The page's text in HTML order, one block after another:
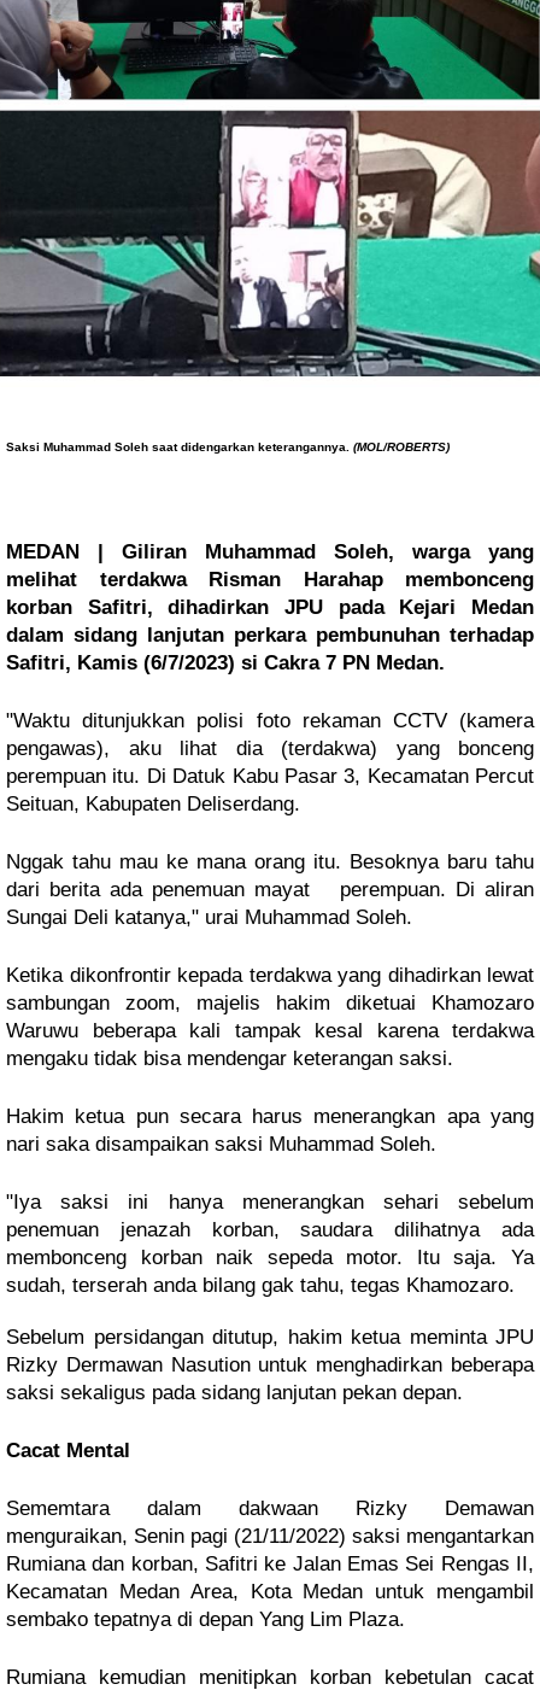
Saksi Muhammad Soleh saat didengarkan keterangannya. (MOL/ROBERTS)
MEDAN | Giliran Muhammad Soleh, warga yang
melihat terdakwa Risman Harahap membonceng
korban Safitri, dihadirkan JPU pada Kejari Medan
dalam sidang lanjutan perkara pembunuhan terhadap
Safitri, Kamis (6/7/2023) si Cakra 7 PN Medan.
"Waktu ditunjukkan polisi foto rekaman CCTV (kamera
pengawas), aku lihat dia (terdakwa) yang bonceng
perempuan itu. Di Datuk Kabu Pasar 3, Kecamatan Percut
Seituan, Kabupaten Deliserdang.
Nggak tahu mau ke mana orang itu. Besoknya baru tahu
dari berita ada penemuan mayat perempuan. Di aliran
Sungai Deli katanya," urai Muhammad Soleh.
Ketika dikonfrontir kepada terdakwa yang dihadirkan lewat
sambungan zoom, majelis hakim diketuai Khamozaro
Waruwu beberapa kali tampak kesal karena terdakwa
mengaku tidak bisa mendengar keterangan saksi.
Hakim ketua pun secara harus menerangkan apa yang
nari saka disampaikan saksi Muhammad Soleh.
"Iya saksi ini hanya menerangkan sehari sebelum
penemuan jenazah korban, saudara dilihatnya ada
membonceng korban naik sepeda motor. Itu saja. Ya
sudah, terserah anda bilang gak tahu, tegas Khamozaro.
Sebelum persidangan ditutup, hakim ketua meminta JPU
Rizky Dermawan Nasution untuk menghadirkan beberapa
saksi sekaligus pada sidang lanjutan pekan depan.
Cacat Mental
Sememtara dalam dakwaan Rizky Demawan
menguraikan, Senin pagi (21/11/2022) saksi mengantarkan
Rumiana dan korban, Safitri ke Jalan Emas Sei Rengas II,
Kecamatan Medan Area, Kota Medan untuk mengambil
sembako tepatnya di depan Yang Lim Plaza.
Rumiana kemudian menitipkan korban kebetulan cacat